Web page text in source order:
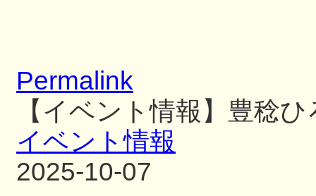
Permalink
【イベント情報】豊稔
イベント情報
2025-10-07